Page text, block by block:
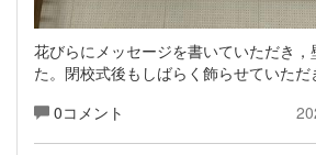
花びらにメッセージを書いていただき，
た。閉校式後もしばらく飾らせていただ
0コメント